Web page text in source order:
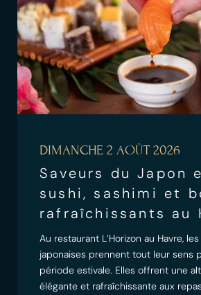
DIMANCHE 2 AOÛT 2026
Saveurs du Japon
sushi, sashimi et
rafraîchissants au
Au restaurant L’Horizon au Havre,
japonaises prennent tout leur sens
période estivale. Elles offrent une
élégante et rafraîchissante aux